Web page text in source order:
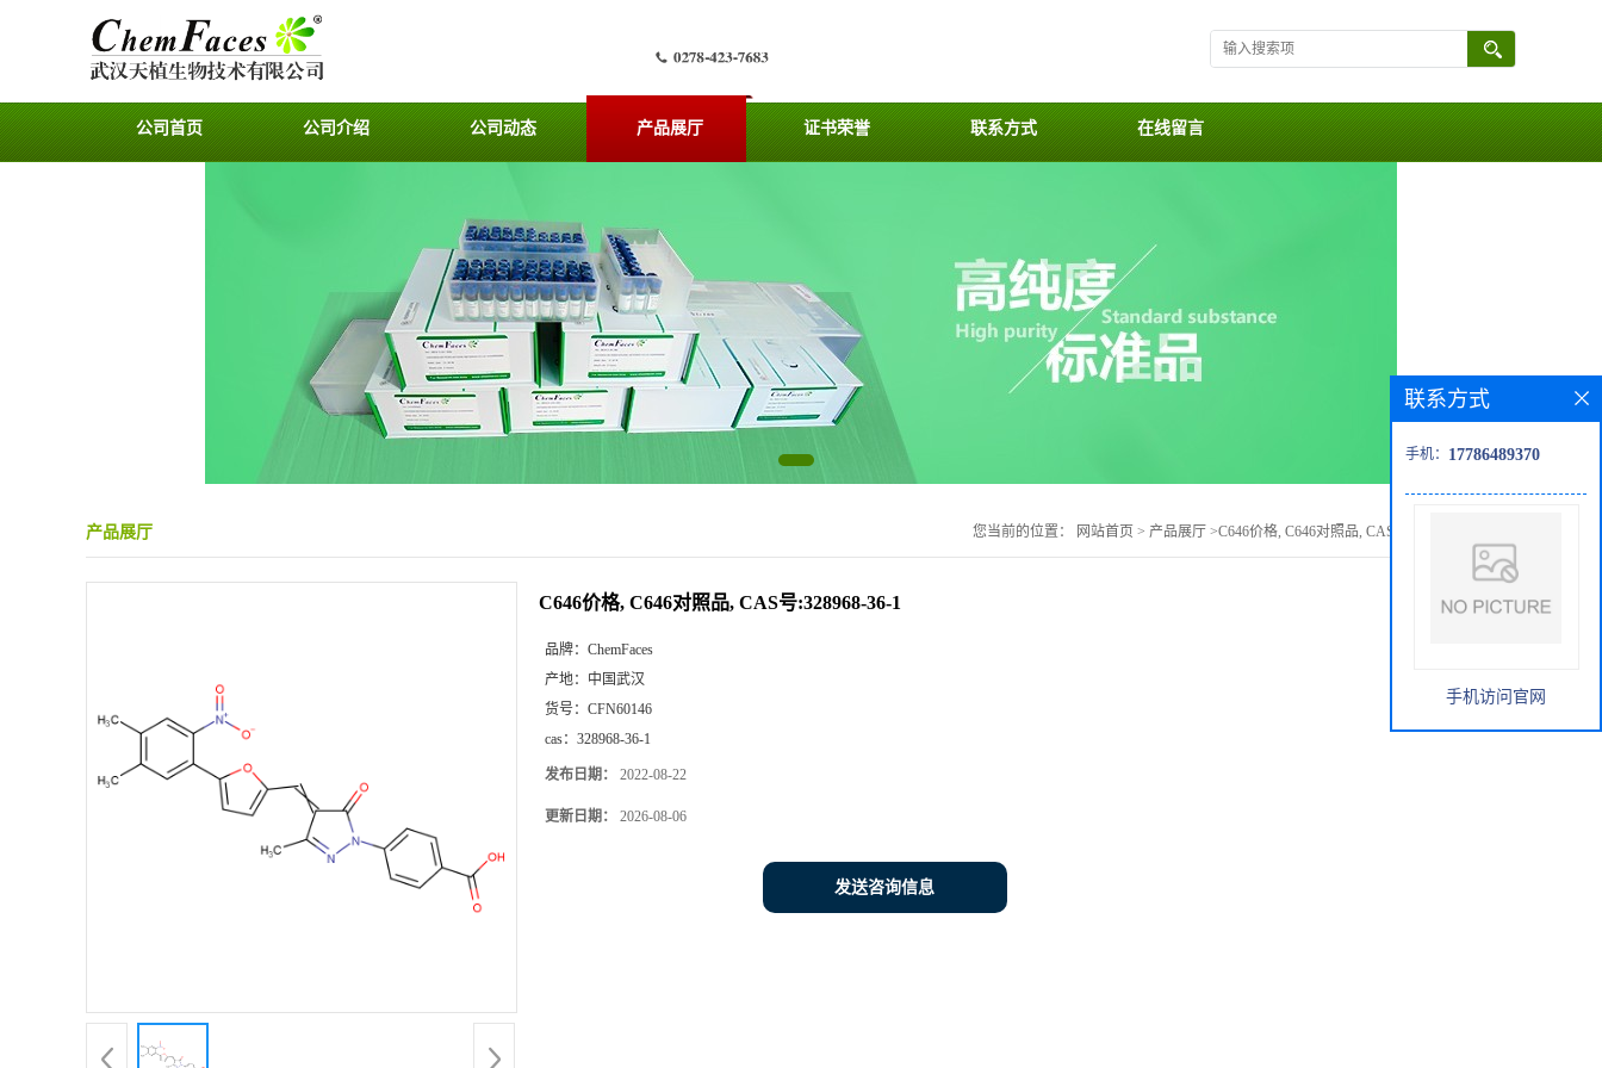
公司首页 公司介绍 公司动态 产品展厅 证书荣誉 联系方式 在线留言
产品展厅 您当前的位置： 网站首页 > 产品展厅 >C646价格, C646对照品, CAS号:328968-36-1
C646价格, C646对照品, CAS号:328968-36-1
品牌： ChemFaces
产地： 中国武汉
货号： CFN60146
cas： 328968-36-1
发布日期： 2022-08-22
更新日期： 2026-08-06
发送咨询信息
联系方式
手机： 17786489370
手机访问官网